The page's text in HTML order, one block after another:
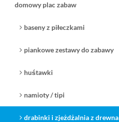
domowy plac zabaw
baseny z piłeczkami
piankowe zestawy do zabawy
huśtawki
namioty / tipi
drabinki i zjeżdżalnia z drewna